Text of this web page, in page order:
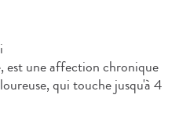
est une affection chronique
qui touche jusqu'à 4